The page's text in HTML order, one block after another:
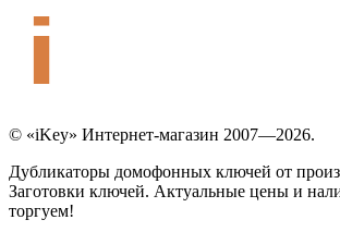
© «iKey» Интернет-магазин 2007—2026.
Дубликаторы домофонных ключей от
Заготовки ключей. Актуальные цены и
торгуем!